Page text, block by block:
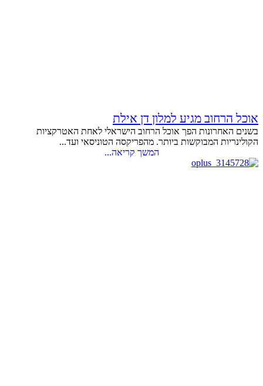
אוכל הרחוב מגיע למלון דן אילת
בשנים האחרונות הפך אוכל הרחוב הישראלי לאחת האטרקציות
הקולינריות המבוקשות ביותר. מהפריקסה הטוניסאי ועד...
המשך קריאה...